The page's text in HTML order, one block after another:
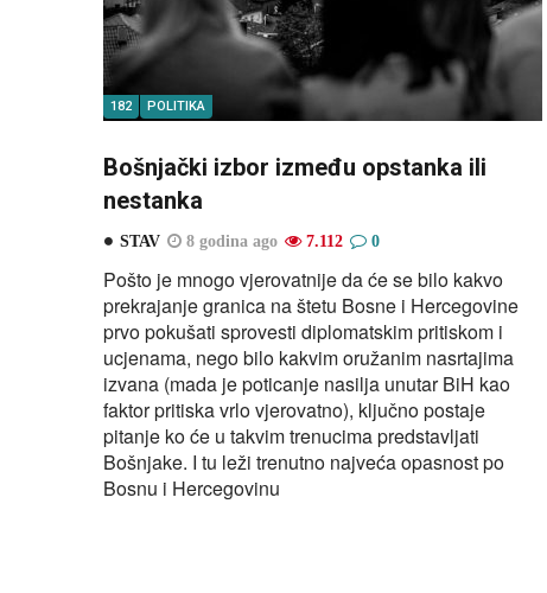
182 POLITIKA
Bošnjački izbor između opstanka ili
nestanka
STAV 8 godina ago 7.112 0
Pošto je mnogo vjerovatnije da će se bilo kakvo
prekrajanje granica na štetu Bosne i Hercegovine
prvo pokušati sprovesti diplomatskim pritiskom i
ucjenama, nego bilo kakvim oružanim nasrtajima
izvana (mada je poticanje nasilja unutar BiH kao
faktor pritiska vrlo vjerovatno), ključno postaje
pitanje ko će u takvim trenucima predstavljati
Bošnjake. I tu leži trenutno najveća opasnost po
Bosnu i Hercegovinu